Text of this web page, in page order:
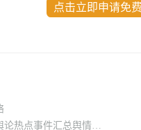
点击立即申请免
2021年十大网络社会舆论热点事件汇总舆情分析